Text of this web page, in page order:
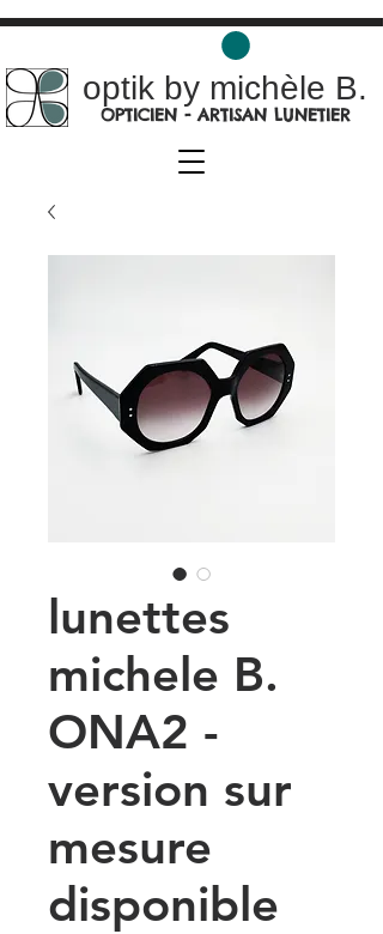
optik by michèle B.
OPTICIEN - ARTISAN LUNETIER
lunettes
michele B.
ONA2 -
version sur
mesure
disponible